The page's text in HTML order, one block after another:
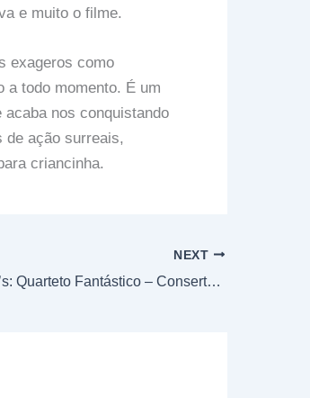
e muito o filme.
exageros como
a todo momento. É um
nos conquistando
de ação surreais,
criancinha.
NEXT
MB HQ’s: Quarteto Fantástico – Consertar Tudo